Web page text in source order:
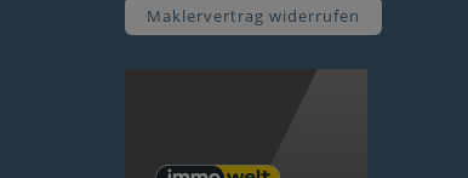
Maklervertrag widerrufen